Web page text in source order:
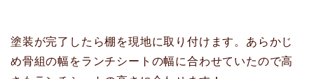
塗装が完了したら棚を現地に取り付けます。あらかじ
め骨組の幅をランチシートの幅に合わせていたので高